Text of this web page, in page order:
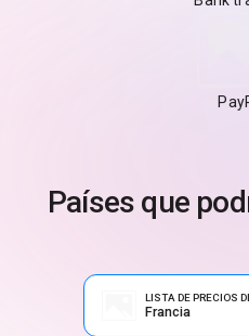
Países que
LISTA DE PRECIOS
Francia